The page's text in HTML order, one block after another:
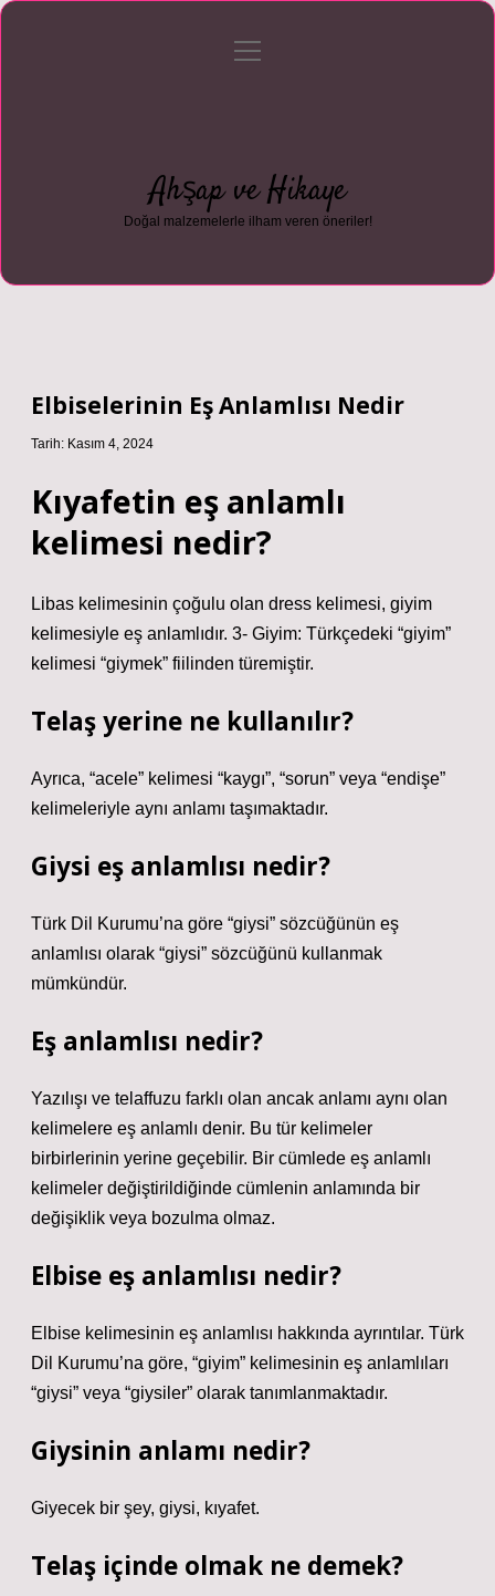
Gizlilik Politikası
menüyü
Ahşap ve Hikaye
Doğal malzemelerle ilham veren öneriler!
Elbiselerinin Eş Anlamlısı Nedir
Tarih: Kasım 4, 2024
Kıyafetin eş anlamlı
kelimesi nedir?
Libas kelimesinin çoğulu olan dress kelimesi, giyim
kelimesiyle eş anlamlıdır. 3- Giyim: Türkçedeki “giyim”
kelimesi “giymek” fiilinden türemiştir.
Telaş yerine ne kullanılır?
Ayrıca, “acele” kelimesi “kaygı”, “sorun” veya “endişe”
kelimeleriyle aynı anlamı taşımaktadır.
Giysi eş anlamlısı nedir?
Türk Dil Kurumu’na göre “giysi” sözcüğünün eş
anlamlısı olarak “giysi” sözcüğünü kullanmak
mümkündür.
Eş anlamlısı nedir?
Yazılışı ve telaffuzu farklı olan ancak anlamı aynı olan
kelimelere eş anlamlı denir. Bu tür kelimeler
birbirlerinin yerine geçebilir. Bir cümlede eş anlamlı
kelimeler değiştirildiğinde cümlenin anlamında bir
değişiklik veya bozulma olmaz.
Elbise eş anlamlısı nedir?
Elbise kelimesinin eş anlamlısı hakkında ayrıntılar. Türk
Dil Kurumu’na göre, “giyim” kelimesinin eş anlamlıları
“giysi” veya “giysiler” olarak tanımlanmaktadır.
Giysinin anlamı nedir?
Giyecek bir şey, giysi, kıyafet.
Telaş içinde olmak ne demek?